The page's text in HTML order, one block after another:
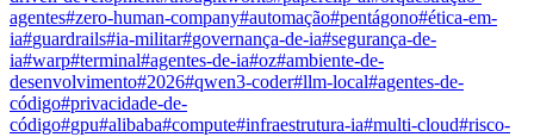
agentes#zero-human-company#automação#pentágono#ética-em-
ia#guardrails#ia-militar#governança-de-ia#segurança-de-
ia#warp#terminal#agentes-de-ia#oz#ambiente-de-
desenvolvimento#2026#qwen3-coder#llm-local#agentes-de-
código#privacidade-de-
código#gpu#alibaba#compute#infraestrutura-ia#multi-cloud#risco-